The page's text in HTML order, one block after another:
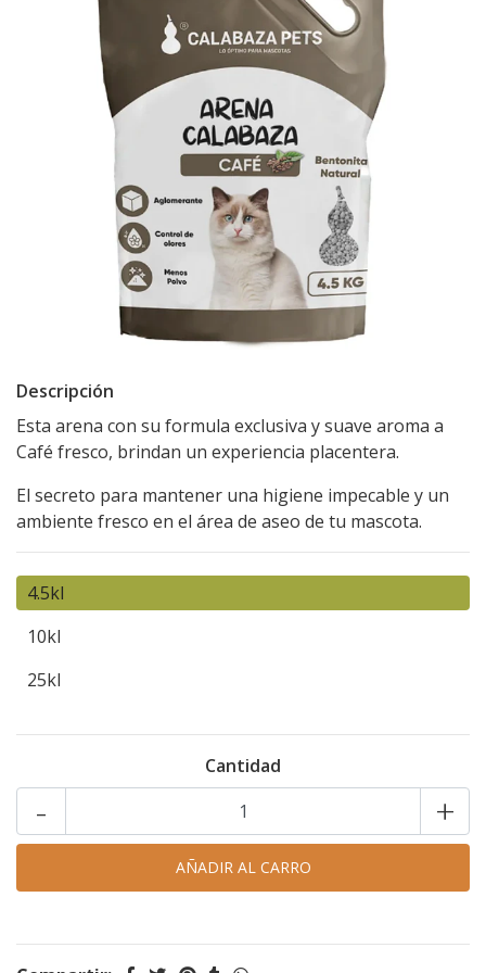
Descripción
Esta arena con su formula exclusiva y suave aroma a
Café fresco, brindan un experiencia placentera.
El secreto para mantener una higiene impecable y un
ambiente fresco en el área de aseo de tu mascota.
4.5kl
10kl
25kl
Cantidad
- +